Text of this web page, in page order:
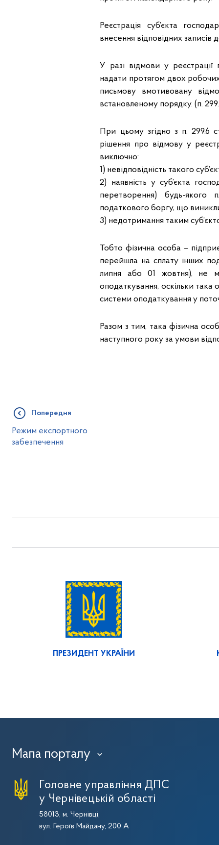
Реєстрація суб’єкта
внесення відповідних записів
У разі відмови у
надати протягом двох
письмову вмотивовану
встановленому порядку. (п.
При цьому згідно з п. 299.6
рішення про відмову у
виключно:
1) невідповідність такого
2) наявність у суб’єкта
перетворення) будь-якого
податкового боргу, що виникли
3) недотримання таким
Тобто фізична особа –
перейшла на сплату інших
липня або 01 жовтня), не
оподаткування, оскільки така
системи оподаткування у
Разом з тим, така фізична
наступного року за умови
Попередня
Режим експортного
забезпечення
ПРЕЗИДЕНТ УКРАЇНИ
Мапа порталу ›
Головне управління ДПС
у Чернівецькій області
58013, м. Чернівці,
вул. Героїв Майдану, 200 А